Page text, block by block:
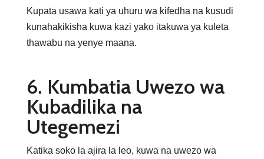
Kupata usawa kati ya uhuru wa kifedha na kusudi
kunahakikisha kuwa kazi yako itakuwa ya kuleta
thawabu na yenye maana.
6. Kumbatia Uwezo wa
Kubadilika na
Utegemezi
Katika soko la ajira la leo, kuwa na uwezo wa